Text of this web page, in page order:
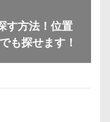
す方法！位置
も探せます！